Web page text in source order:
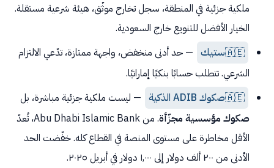
ملكية جزئية في المنطقة، سجل تخارج موثّق، هيئة شرعية مستقلة.
الخيار الأفضل للتنويع خارج السعودية.
🇦🇪ستيك — حد أدنى منخفض، واجهة ممتازة، تدّعي الالتزام
الشرعي. تتطلب حسابًا بنكيًا إماراتيًا.
🇦🇪صكوك ADIB الذكية
— ليست ملكية جزئية مباشرة، بل
صكوك مؤسسية مجزّأة
. من Abu Dhabi Islamic Bank، تُعدّ
الأقل مخاطرة على مستوى المنصة في القطاع كله. خفّضت الحد
الأدنى من ٢٠٠ ألف دولار إلى ١,٠٠٠ دولار في أبريل ٢٠٢٥.